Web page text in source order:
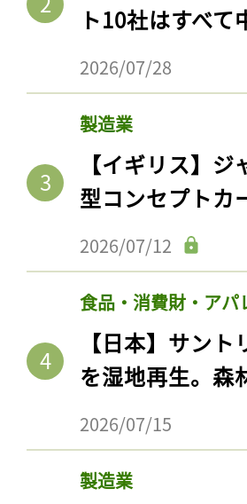
ト10社はすべて
2026/07/28
製造業
【イギリス】
型コンセプトカ
2026/07/12
食品・消費財・アパ
【日本】サン
を湿地再生。森
2026/07/15
製造業
記事をお